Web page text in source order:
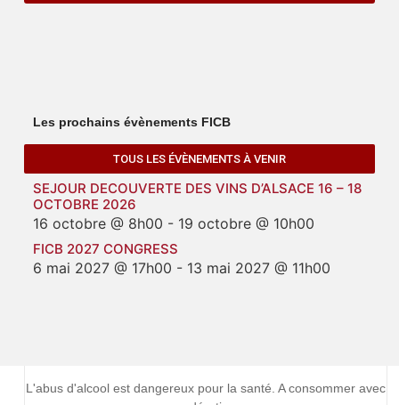
Les prochains évènements FICB
TOUS LES ÉVÈNEMENTS À VENIR
SEJOUR DECOUVERTE DES VINS D’ALSACE 16 – 18
OCTOBRE 2026
16 octobre @ 8h00 - 19 octobre @ 10h00
FICB 2027 CONGRESS
6 mai 2027 @ 17h00 - 13 mai 2027 @ 11h00
L'abus d'alcool est dangereux pour la santé. A consommer avec